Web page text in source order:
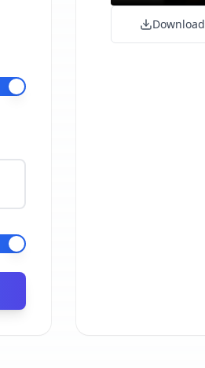
Download